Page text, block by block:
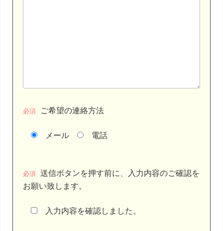
必須 ご希望の連絡方法
メール 電話
の
フ
ー
必須 送信ボタンを押す前に、入力内容のご確認を
お願い致します。
入力内容を確認しました。